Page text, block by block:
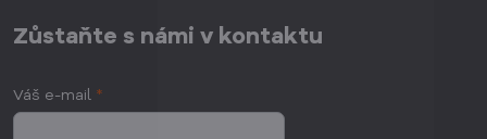
Zůstaňte s námi v kontaktu
Váš e-mail *